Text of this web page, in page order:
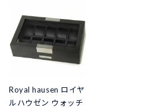
Royal hausen ロイヤ
ルハウゼン ウォッチ